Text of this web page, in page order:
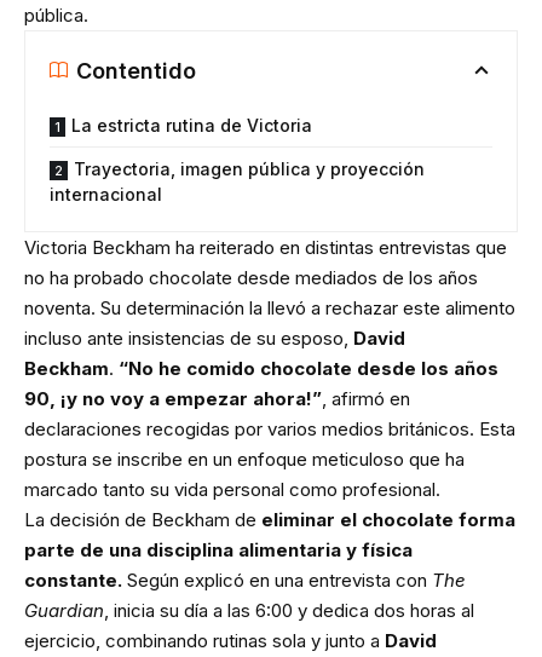
pública.
Contentido
La estricta rutina de Victoria
Trayectoria, imagen pública y proyección
internacional
Victoria Beckham ha reiterado en distintas entrevistas que
no ha probado chocolate desde mediados de los años
noventa. Su determinación la llevó a rechazar este alimento
incluso ante insistencias de su esposo, David
Beckham. “No he comido chocolate desde los años
90, ¡y no voy a empezar ahora!” , afirmó en
declaraciones recogidas por varios medios británicos. Esta
postura se inscribe en un enfoque meticuloso que ha
marcado tanto su vida personal como profesional.
La decisión de Beckham de eliminar el chocolate forma
parte de una disciplina alimentaria y física
constante. Según explicó en una entrevista con The
Guardian , inicia su día a las 6:00 y dedica dos horas al
ejercicio, combinando rutinas sola y junto a David